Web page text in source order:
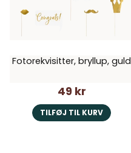
Fotorekvisitter, bryllup, guld
49 kr
TILFØJ TIL KURV